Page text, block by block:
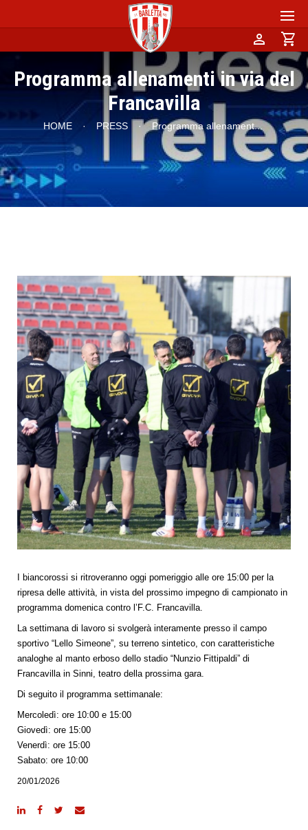
person shopping_cart
Programma allenamenti in via del
Francavilla
HOME · PRESS · Programma allenament...
I biancorossi si ritroveranno oggi pomeriggio alle ore 15:00 per la
ripresa delle attività, in vista del prossimo impegno di campionato in
programma domenica contro l’F.C. Francavilla.
La settimana di lavoro si svolgerà interamente presso il campo
sportivo “Lello Simeone”, su terreno sintetico, con caratteristiche
analoghe al manto erboso dello stadio “Nunzio Fittipaldi” di
Francavilla in Sinni, teatro della prossima gara.
Di seguito il programma settimanale:
Mercoledì: ore 10:00 e 15:00
Giovedì: ore 15:00
Venerdì: ore 15:00
Sabato: ore 10:00
20/01/2026